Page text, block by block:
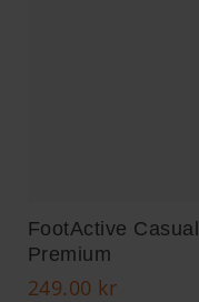
FootActive Casual
Premium
249.00 kr